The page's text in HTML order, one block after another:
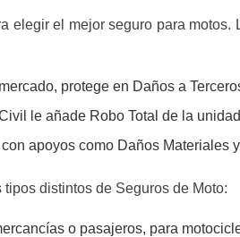
el mejor seguro para
protege en Daños a
le añade Robo Total de la unidad
apoyos como Daños Materiales y
distintos de Seguros de Moto:
o pasajeros, para